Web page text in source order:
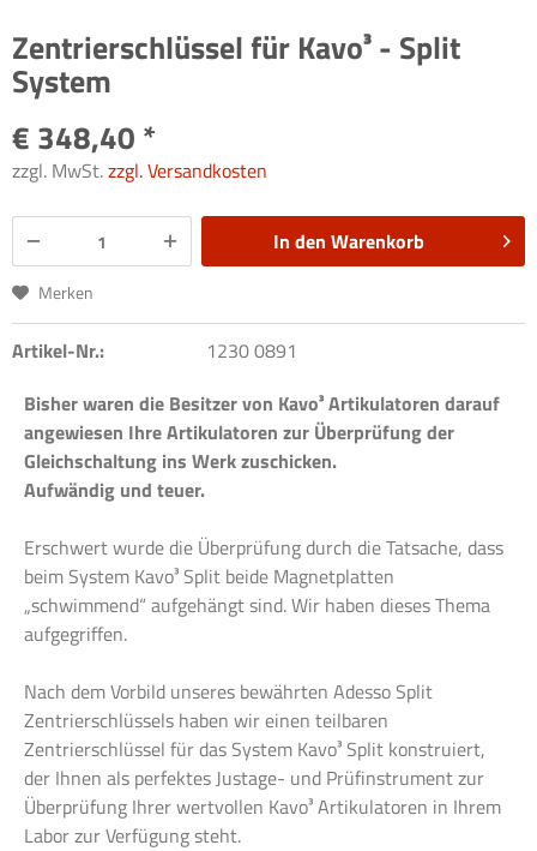
Zentrierschlüssel für Kavo³ - Split
System
€ 348,40 *
zzgl. MwSt.zzgl. Versandkosten
In den Warenkorb
Merken
Artikel-Nr.:
1230 0891
Bisher waren die Besitzer von Kavo³ Artikulatoren darauf
angewiesen Ihre Artikulatoren zur Überprüfung der
Gleichschaltung ins Werk zuschicken.
Aufwändig und teuer.
Erschwert wurde die Überprüfung durch die Tatsache, dass
beim System Kavo³ Split beide Magnetplatten
„schwimmend“ aufgehängt sind. Wir haben dieses Thema
aufgegriffen.
Nach dem Vorbild unseres bewährten Adesso Split
Zentrierschlüssels haben wir einen teilbaren
Zentrierschlüssel für das System Kavo³ Split konstruiert,
der Ihnen als perfektes Justage- und Prüfinstrument zur
Überprüfung Ihrer wertvollen Kavo³ Artikulatoren in Ihrem
Labor zur Verfügung steht.